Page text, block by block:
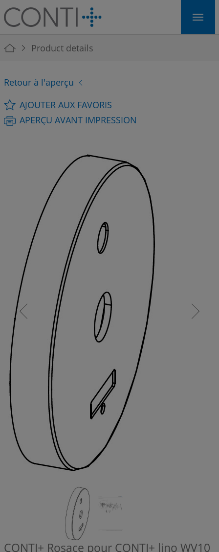
Skip to main navigation
Skip to main content
Skip to page footer
You are here:
Product details
Retour à l'aperçu
AJOUTER AUX FAVORIS
APERÇU AVANT IMPRESSION
CONTI+ Rosace pour CONTI+ lino WV10